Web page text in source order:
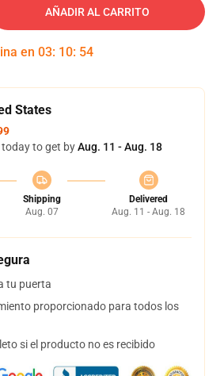
AÑADIR AL CARRITO
en 03: 10: 54
States
to get byAug. 11 - Aug. 18
Shipping
Aug. 07
Delivered
Aug. 11 - Aug. 18
tu puerta
proporcionado para todos los
si el producto no es recibido